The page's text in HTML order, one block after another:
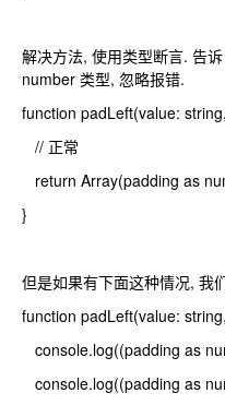
解决方法, 使用类型断言. 告
number 类型, 忽略报错.
function padLeft(value:
// 正常
return Array(padding as
}
但是如果有下面这种情况, 我
function padLeft(value:
console.log((padding as
console.log((padding as